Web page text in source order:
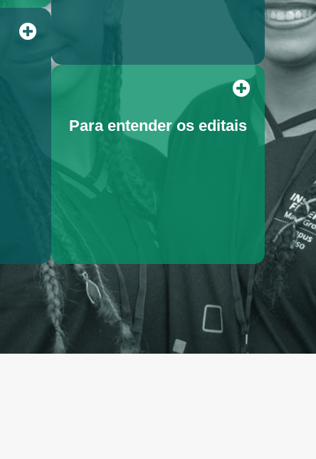
Para entender os editais